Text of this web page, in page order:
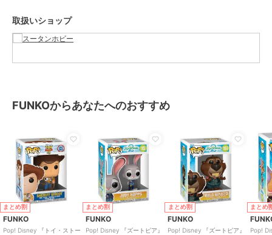
取扱いショップ
FUNKOからあなたへのおすすめ
まとめ割
FUNKO
Pop! Disney 『トイ・ストー
まとめ割
FUNKO
Pop! Disney 『ズートピア』
まとめ割
FUNKO
Pop! Disney 『ズートピア』
まとめ
Pop!